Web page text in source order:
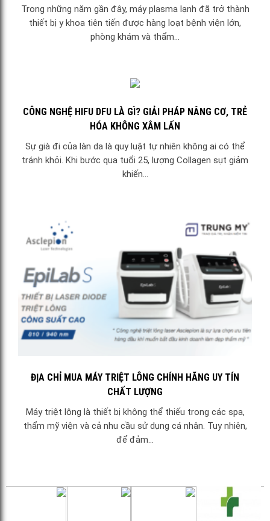
Trong những năm gần đây, máy plasma lạnh đã trở thành
thiết bị y khoa tiên tiến được hàng loạt bệnh viện lớn,
phòng khám và thẩm...
CÔNG NGHỆ HIFU DFU LÀ GÌ? GIẢI PHÁP NÂNG CƠ, TRẺ
HÓA KHÔNG XÂM LẤN
Sự già đi của làn da là quy luật tự nhiên không ai có thể
tránh khỏi. Khi bước qua tuổi 25, lượng Collagen sụt giảm
khiến...
ĐỊA CHỈ MUA MÁY TRIỆT LÔNG CHÍNH HÃNG UY TÍN
CHẤT LƯỢNG
Máy triệt lông là thiết bị không thể thiếu trong các spa,
thẩm mỹ viện và cả nhu cầu sử dụng cá nhân. Tuy nhiên,
để đảm...